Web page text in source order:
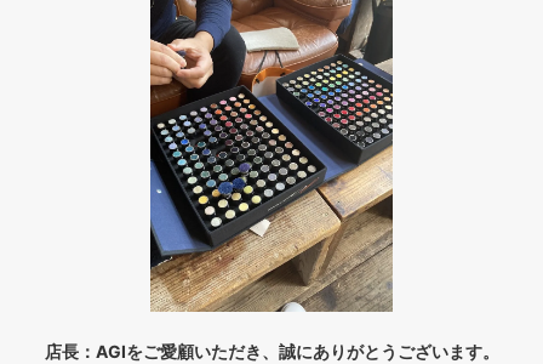
店長：AGIをご愛顧いただき、誠にありがとうございます。